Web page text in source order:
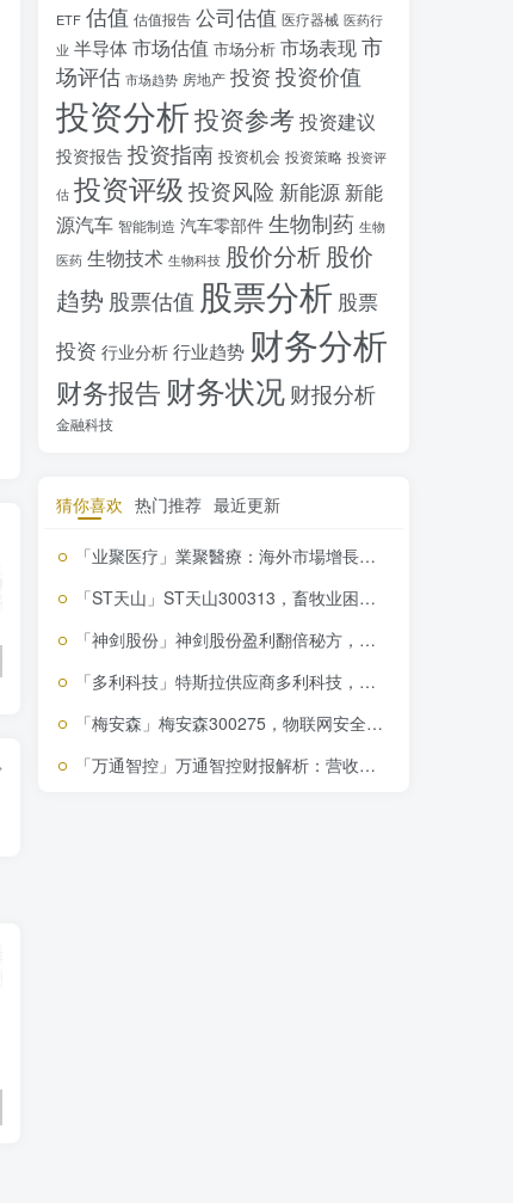
ETF 估值 估值报告 公司估值 医疗器械 医药行
业 半导体市场估值 市场分析 市场表现市
场评估 市场趋势 房地产 投资 投资价值
投资分析投资参考 投资建议
投资报告 投资指南 投资机会 投资策略 投资评
估 投资评级 投资风险 新能源 新能
源汽车 智能制造 汽车零部件 生物制药 生物
医药 生物技术 生物科技 股价分析 股价
趋势 股票估值 股票分析 股票
投资 行业分析 行业趋势 财务分析
财务报告 财务状况财报分析
金融科技
猜你喜欢 热门推荐 最近更新
「业聚医疗」業聚醫療：海外市場增長迅猛，盈利能力持續提升，投資價值解析
「ST天山」ST天山300313，畜牧业困境求生，退市风险预
「神剑股份」神剑股份盈利翻倍秘方，我不允许你不知道！
「多利科技」特斯拉供应商多利科技，业绩增长背后的投资价值解析
「梅安森」梅安森300275，物联网安全领域黑马，投资价值解析
「万通智控」万通智控财报解析：营收稳增，智能网联汽车新增长点藏不住了